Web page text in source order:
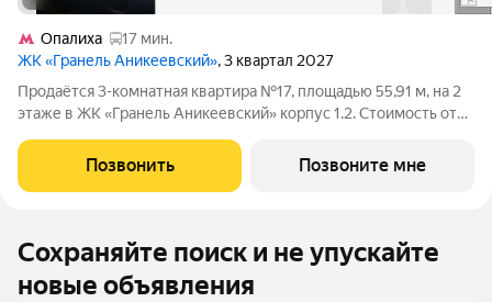
Опалиха
17 мин.
ЖК «Гранель Аникеевский», 3 квартал 2027
Продаётся 3-комнатная квартира №17, площадью 55,91 м, на 2
этаже в ЖК «Гранель Аникеевский» корпус 1.2. Стоимость от
односторонняя, окна во двор. Проект расположился в
экологически чистом районе
Позвонить Позвоните мне
Сохраняйте поиск и не упускайте
новые объявления